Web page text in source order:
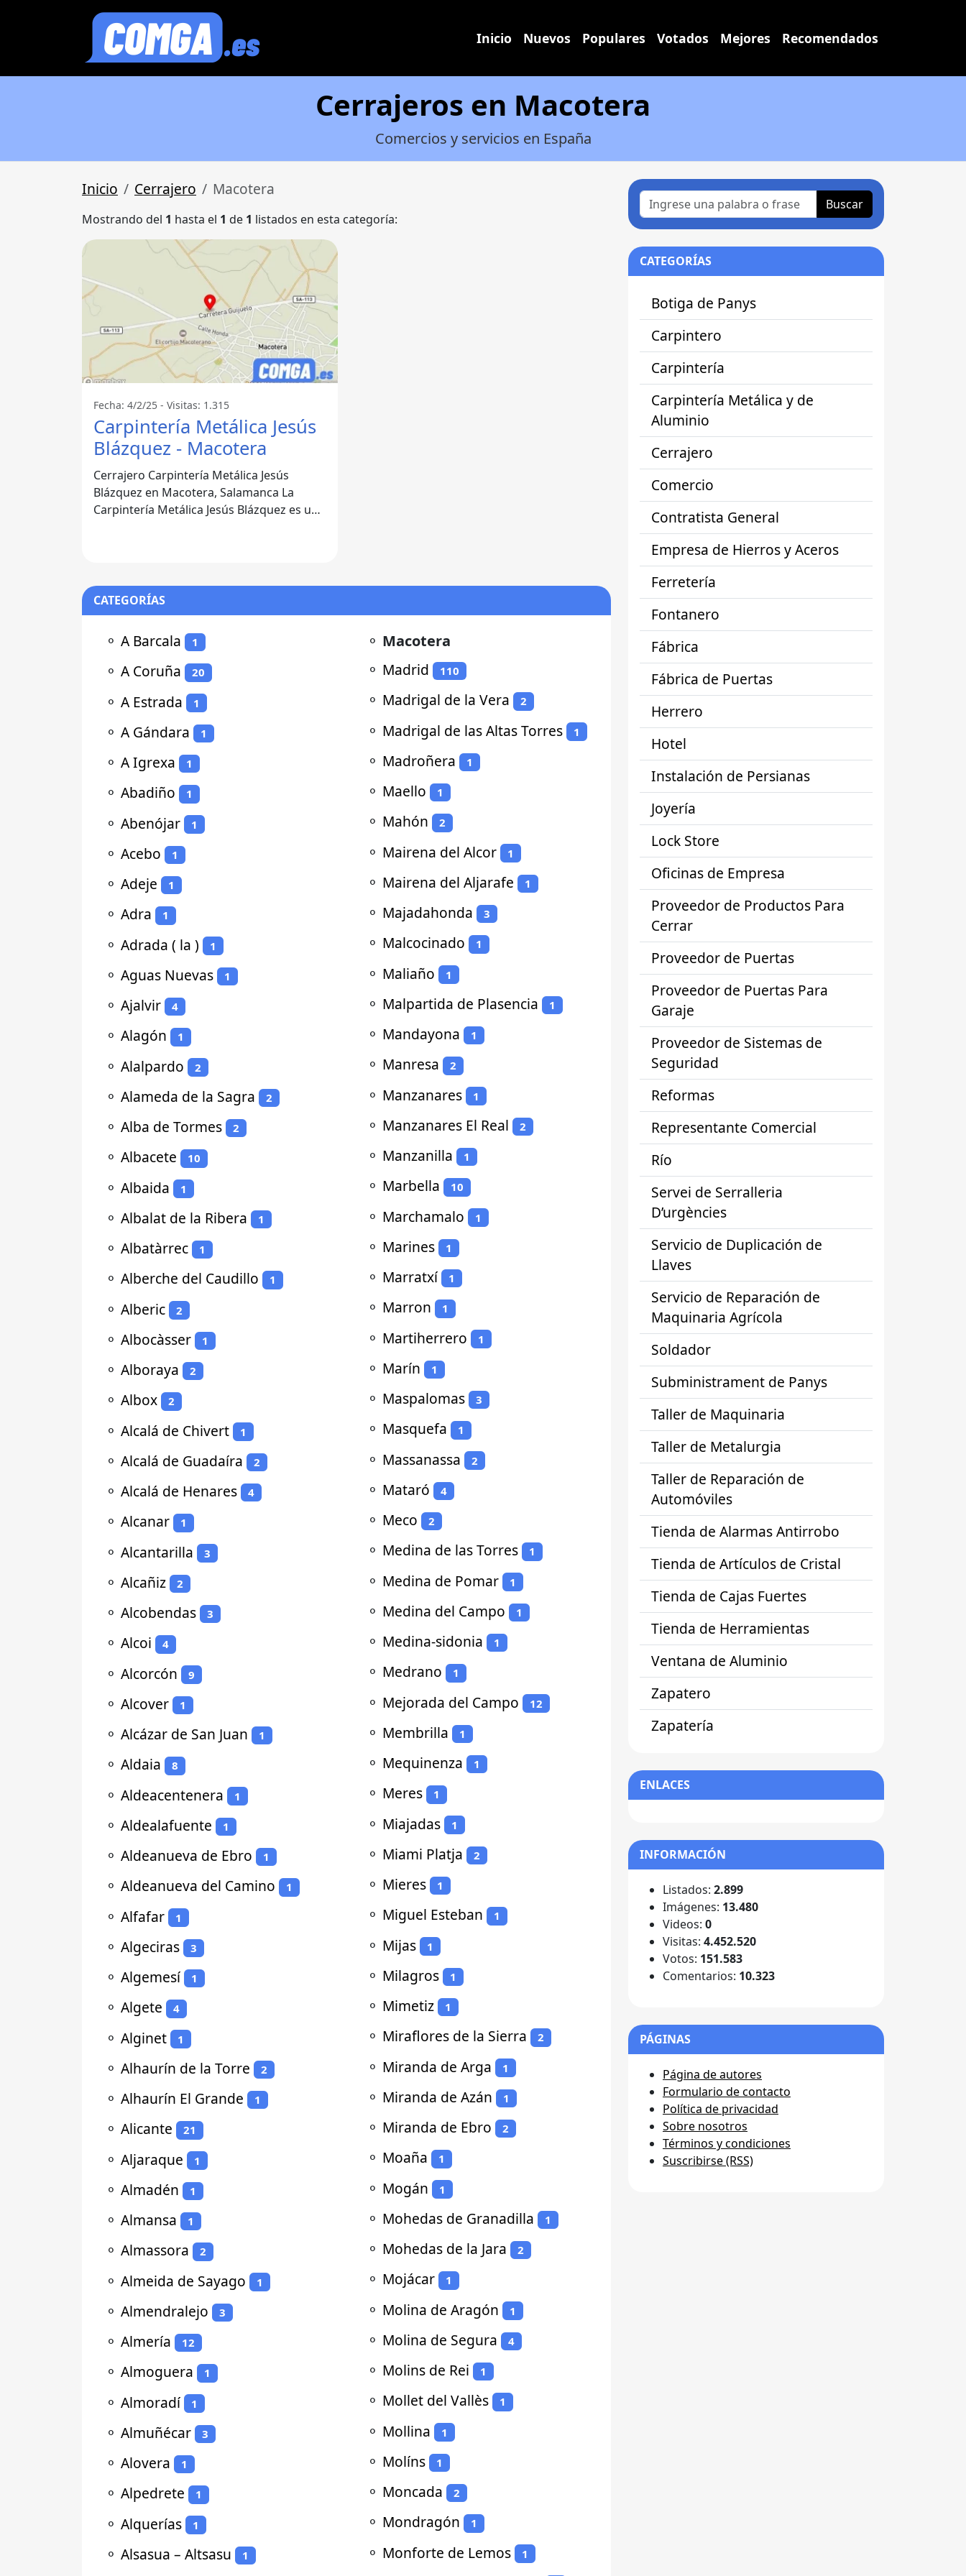
Inicio Nuevos Populares Votados Mejores Recomendados
Cerrajeros en Macotera
Comercios y servicios en España
Inicio Cerrajero Macotera
Mostrando del 1 hasta el 1 de 1 listados en esta categoría:
Fecha: 4/2/25 - Visitas: 1.315
Carpintería Metálica Jesús
Blázquez - Macotera
Cerrajero Carpintería Metálica Jesús
Blázquez en Macotera, Salamanca La
Carpintería Metálica Jesús Blázquez es una
CATEGORÍAS
⚬ A Barcala 1
⚬ A Coruña 20
⚬ A Estrada 1
⚬ A Gándara 1
⚬ A Igrexa 1
⚬ Abadiño 1
⚬ Abenójar 1
⚬ Acebo 1
⚬ Adeje 1
⚬ Adra 1
⚬ Adrada ( la ) 1
⚬ Aguas Nuevas 1
⚬ Ajalvir 4
⚬ Alagón 1
⚬ Alalpardo 2
⚬ Alameda de la Sagra 2
⚬ Alba de Tormes 2
⚬ Albacete 10
⚬ Albaida 1
⚬ Albalat de la Ribera 1
⚬ Albatàrrec 1
⚬ Alberche del Caudillo 1
⚬ Alberic 2
⚬ Albocàsser 1
⚬ Alboraya 2
⚬ Albox 2
⚬ Alcalá de Chivert 1
⚬ Alcalá de Guadaíra 2
⚬ Alcalá de Henares 4
⚬ Alcanar 1
⚬ Alcantarilla 3
⚬ Alcañiz 2
⚬ Alcobendas 3
⚬ Alcoi 4
⚬ Alcorcón 9
⚬ Alcover 1
⚬ Alcázar de San Juan 1
⚬ Aldaia 8
⚬ Aldeacentenera 1
⚬ Aldealafuente 1
⚬ Aldeanueva de Ebro 1
⚬ Aldeanueva del Camino 1
⚬ Alfafar 1
⚬ Algeciras 3
⚬ Algemesí 1
⚬ Algete 4
⚬ Alginet 1
⚬ Alhaurín de la Torre 2
⚬ Alhaurín El Grande 1
⚬ Alicante 21
⚬ Aljaraque 1
⚬ Almadén 1
⚬ Almansa 1
⚬ Almassora 2
⚬ Almeida de Sayago 1
⚬ Almendralejo 3
⚬ Almería 12
⚬ Almoguera 1
⚬ Almoradí 1
⚬ Almuñécar 3
⚬ Alovera 1
⚬ Alpedrete 1
⚬ Alquerías 1
⚬ Alsasua – Altsasu 1
⚬ Macotera
⚬ Madrid 110
⚬ Madrigal de la Vera 2
⚬ Madrigal de las Altas Torres 1
⚬ Madroñera 1
⚬ Maello 1
⚬ Mahón 2
⚬ Mairena del Alcor 1
⚬ Mairena del Aljarafe 1
⚬ Majadahonda 3
⚬ Malcocinado 1
⚬ Maliaño 1
⚬ Malpartida de Plasencia 1
⚬ Mandayona 1
⚬ Manresa 2
⚬ Manzanares 1
⚬ Manzanares El Real 2
⚬ Manzanilla 1
⚬ Marbella 10
⚬ Marchamalo 1
⚬ Marines 1
⚬ Marratxí 1
⚬ Marron 1
⚬ Martiherrero 1
⚬ Marín 1
⚬ Maspalomas 3
⚬ Masquefa 1
⚬ Massanassa 2
⚬ Mataró 4
⚬ Meco 2
⚬ Medina de las Torres 1
⚬ Medina de Pomar 1
⚬ Medina del Campo 1
⚬ Medina-sidonia 1
⚬ Medrano 1
⚬ Mejorada del Campo 12
⚬ Membrilla 1
⚬ Mequinenza 1
⚬ Meres 1
⚬ Miajadas 1
⚬ Miami Platja 2
⚬ Mieres 1
⚬ Miguel Esteban 1
⚬ Mijas 1
⚬ Milagros 1
⚬ Mimetiz 1
⚬ Miraflores de la Sierra 2
⚬ Miranda de Arga 1
⚬ Miranda de Azán 1
⚬ Miranda de Ebro 2
⚬ Moaña 1
⚬ Mogán 1
⚬ Mohedas de Granadilla 1
⚬ Mohedas de la Jara 2
⚬ Mojácar 1
⚬ Molina de Aragón 1
⚬ Molina de Segura 4
⚬ Molins de Rei 1
⚬ Mollet del Vallès 1
⚬ Mollina 1
⚬ Molíns 1
⚬ Moncada 2
⚬ Mondragón 1
⚬ Monforte de Lemos 1
Buscar
CATEGORÍAS
Botiga de Panys
Carpintero
Carpintería
Carpintería Metálica y de
Aluminio
Cerrajero
Comercio
Contratista General
Empresa de Hierros y Aceros
Ferretería
Fontanero
Fábrica
Fábrica de Puertas
Herrero
Hotel
Instalación de Persianas
Joyería
Lock Store
Oficinas de Empresa
Proveedor de Productos Para
Cerrar
Proveedor de Puertas
Proveedor de Puertas Para
Garaje
Proveedor de Sistemas de
Seguridad
Reformas
Representante Comercial
Río
Servei de Serralleria
D’urgències
Servicio de Duplicación de
Llaves
Servicio de Reparación de
Maquinaria Agrícola
Soldador
Subministrament de Panys
Taller de Maquinaria
Taller de Metalurgia
Taller de Reparación de
Automóviles
Tienda de Alarmas Antirrobo
Tienda de Artículos de Cristal
Tienda de Cajas Fuertes
Tienda de Herramientas
Ventana de Aluminio
Zapatero
Zapatería
ENLACES
INFORMACIÓN
Listados: 2.899
Imágenes: 13.480
Videos: 0
Visitas: 4.452.520
Votos: 151.583
Comentarios: 10.323
PÁGINAS
Página de autores
Formulario de contacto
Política de privacidad
Sobre nosotros
Términos y condiciones
Suscribirse (RSS)